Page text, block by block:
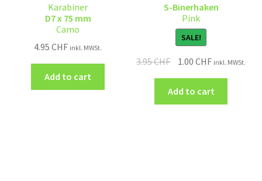
Karabiner
D7 x 75 mm
Camo
4.95CHF inkl. MWSt.
Add to cart
S-Binerhaken
Pink
SALE!
3.95CHF 1.00CHF inkl. MWSt.
Add to cart